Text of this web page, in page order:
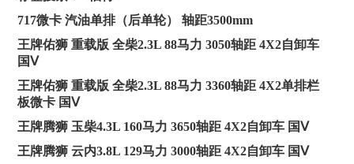
717微卡 汽油单排（后单轮） 轴距3500mm
王牌佑狮 重载版 全柴2.3L 88马力 3050轴距 4X2自卸车
国Ⅴ
王牌佑狮 重载版 全柴2.3L 88马力 3360轴距 4X2单排栏
板微卡 国Ⅴ
王牌腾狮 玉柴4.3L 160马力 3650轴距 4X2自卸车 国Ⅴ
王牌腾狮 云内3.8L 129马力 3000轴距 4X2自卸车 国Ⅴ